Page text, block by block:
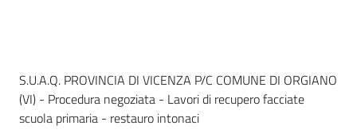
English
site
Dati del bando
S.U.A.Q. PROVINCIA DI VICENZA P/C COMUNE DI ORGIANO
(VI) - Procedura negoziata - Lavori di recupero facciate
scuola primaria - restauro intonaci